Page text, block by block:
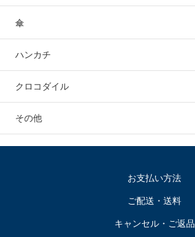
傘
ハンカチ
クロコダイル
その他
お支払い方法
ご配送・送料
キャンセル・ご返品